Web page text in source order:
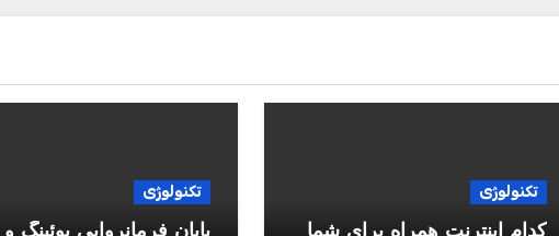
تکنولوژی تکنولوژی